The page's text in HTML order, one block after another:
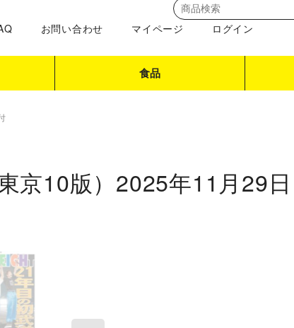
お問い合わせ マイページ
ログイン
食品
京10版）2025年11月29日